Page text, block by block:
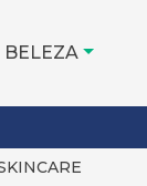
BELEZA